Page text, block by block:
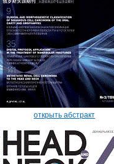
открыть абстракт